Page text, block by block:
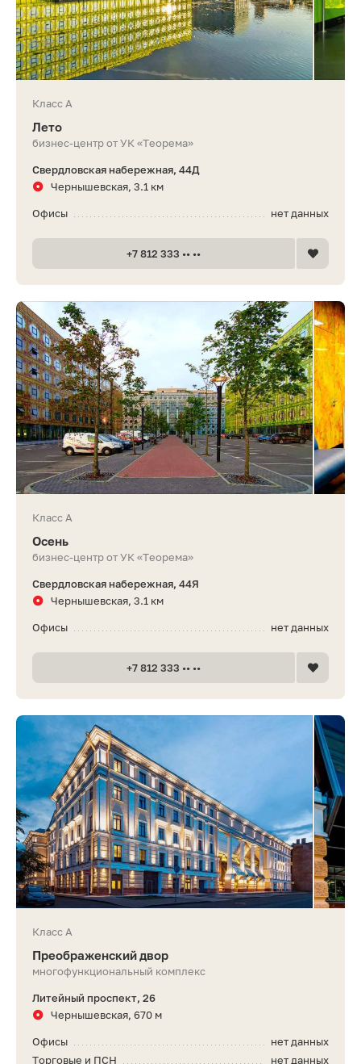
Класс A
Лето
бизнес-центр от УК «Теорема»
Свердловская набережная, 44Д
Чернышевская, 3.1 км
нет данных
Офисы
+7 812 333 •• ••
Класс A
Осень
бизнес-центр от УК «Теорема»
Свердловская набережная, 44Я
Чернышевская, 3.1 км
нет данных
Офисы
+7 812 333 •• ••
Класс A
Преображенский двор
многофункциональный комплекс
Литейный проспект, 26
Чернышевская, 670 м
нет данных
Офисы
нет данных
Торговые и ПСН